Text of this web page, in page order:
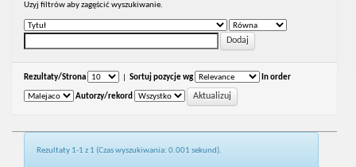
Uzyj filtrów aby zagęścić wyszukiwanie.
Rezultaty/Strona Sortuj pozycje wg In order
Autorzy/rekord
Rezultaty 1-1 z 1 (Czas wyszukiwania: 0.001 sekund).